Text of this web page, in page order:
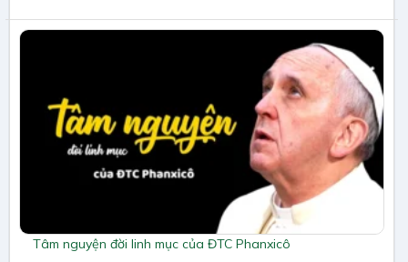
Tâm nguyện đời linh mục của ĐTC Phanxicô